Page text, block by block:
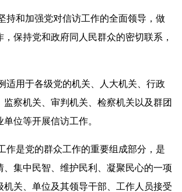
和加强党对信访工作的全面领导，做
保持党和政府同人民群众的密切联系，
用于各级党的机关、人大机关、行政
监察机关、审判机关、检察机关以及群团
位等开展信访工作。
是党的群众工作的重要组成部分，是
、集中民智、维护民利、凝聚民心的一项
机关、单位及其领导干部、工作人员接受